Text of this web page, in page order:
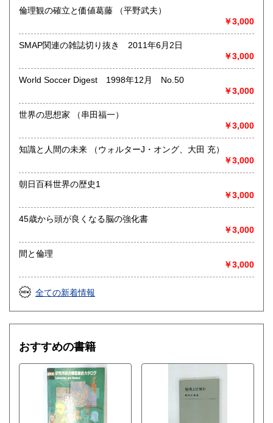
EP、カセット、ポスター、おもちゃ、グッズ、パンフレット
などマニアックなものを中心に高価買取
ンタイア・和本・漢籍・戦争㊙︎資料・書道具・茶道具・戦前
絵はがき・鳥瞰図・古地図・浮世絵・軸・拓本・印譜・エロ
グロ】など古いものの中には希少価値の高いものも多数ござ
いますので価値がないと処分される前に是非 ｢古本倶楽部｣ま
沿線名：-
営業時間：-
定休日：-
書籍の買取について
○出張買取は通常、東海圏のみ
※お売り頂ける本の量や質が見込める場合は関東〜近畿エリ
ア要相談
例
【大学の研究室の整理】
【遺品整理で古い紙モノや道具など価値の有無が分からない
ものがある】
【神社仏閣、蔵の整理、中国古典籍など査定にかなりの専門
知識を要する】
場合などお気軽にご相談ください。
-------------------------------------------
買取専用ダイヤル
050-3698-2626
-------------------------------------------
◎宅配買取◎
○30点より宅配送料無料
倫理観の確立と価値葛藤 （平野武夫）
￥3,000
SMAP関連の雑誌切り抜き 2011年6月2日
￥3,000
World Soccer Digest 1998年12月 No.50
￥3,000
世界の思想家 （串田福一）
￥3,000
知識と人間の未来 （ウォルターJ・オング、大田 充）
￥3,000
朝日百科世界の歴史1
￥3,000
45歳から頭が良くなる脳の強化書
￥3,000
間と倫理
￥3,000
全ての新着情報
おすすめの書籍